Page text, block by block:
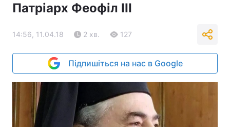
Патріарх Феофіл III
14:56, 11.04.18 2 хв. 127
Підпишіться на нас в Google